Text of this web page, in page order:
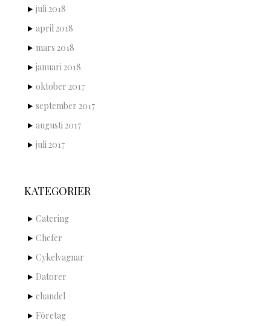
juli 2018
april 2018
mars 2018
januari 2018
oktober 2017
september 2017
augusti 2017
juli 2017
KATEGORIER
Catering
Chefer
Cykelvagnar
Datorer
ehandel
Företag